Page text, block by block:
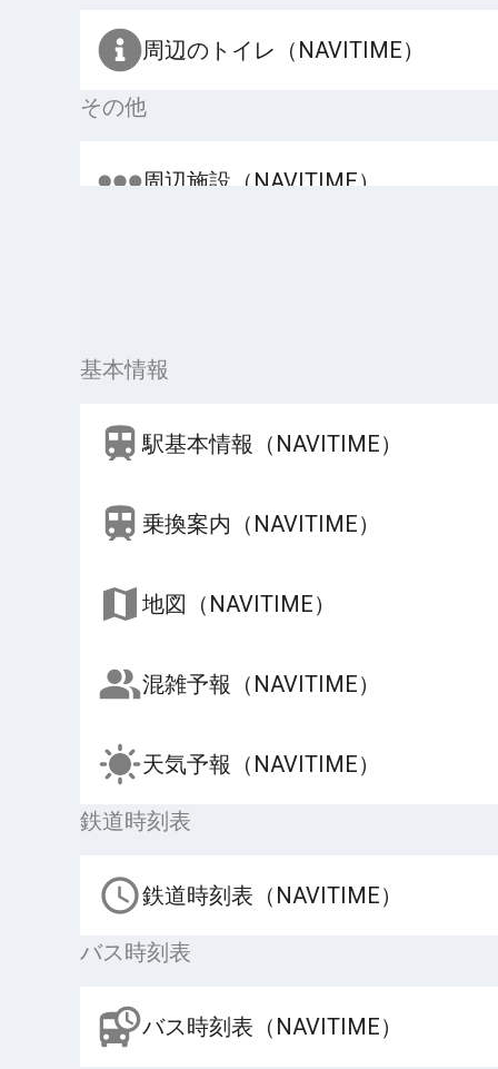
周辺のトイレ（NAVITIME）
その他
周辺施設（NAVITIME）
基本情報
駅基本情報（NAVITIME）
乗換案内（NAVITIME）
地図（NAVITIME）
混雑予報（NAVITIME）
天気予報（NAVITIME）
鉄道時刻表
鉄道時刻表（NAVITIME）
バス時刻表
バス時刻表（NAVITIME）